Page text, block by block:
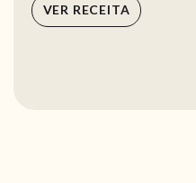
VER RECEITA